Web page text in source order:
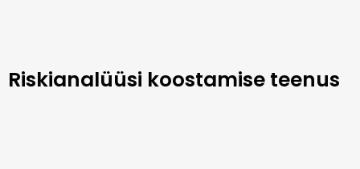
Riskianalüüsi koostamise teenus